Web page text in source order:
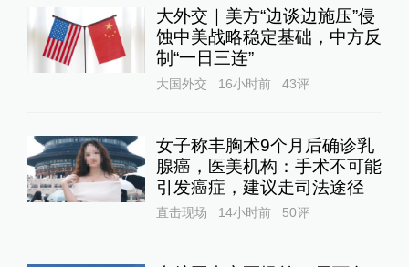
大外交｜美方“边谈边施压”侵
蚀中美战略稳定基础，中方反
制“一日三连”
大国外交 16小时前 43评
女子称丰胸术9个月后确诊乳
腺癌，医美机构：手术不可能
引发癌症，建议走司法途径
直击现场 14小时前 50评